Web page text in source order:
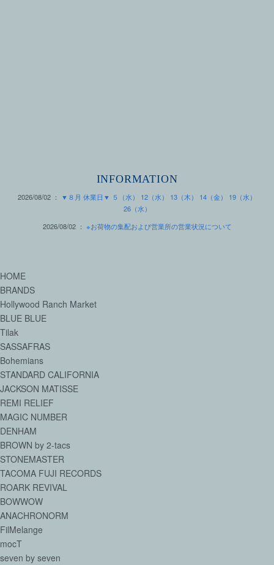
INFORMATION
2026/08/02 ：
▼８月 休業日▼ ５（水） 12（水） 13（木） 14（金） 19（水）
26（水）
2026/08/02 ： ※お荷物の集配および営業所の営業状況について
HOME
BRANDS
Hollywood Ranch Market
BLUE BLUE
Tilak
SASSAFRAS
Bohemians
STANDARD CALIFORNIA
JACKSON MATISSE
REMI RELIEF
MAGIC NUMBER
DENHAM
BROWN by 2-tacs
STONEMASTER
TACOMA FUJI RECORDS
ROARK REVIVAL
BOWWOW
ANACHRONORM
FilMelange
mocT
seven by seven